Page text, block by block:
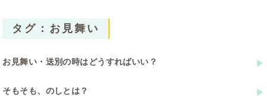
タグ：お見舞い
お見舞い・送別の時はどうすればいい？
そもそも、のしとは？